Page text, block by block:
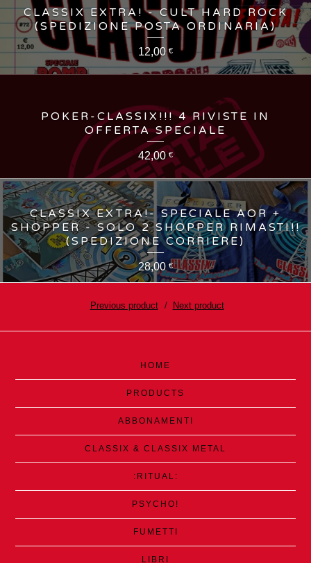
CLASSIX EXTRA! - CULT HARD ROCK
(SPEDIZIONE POSTA ORDINARIA)
12,00€
POKER-CLASSIX!!! 4 RIVISTE IN
OFFERTA SPECIALE
42,00€
CLASSIX EXTRA!- SPECIALE AOR +
SHOPPER - SOLO 2 SHOPPER RIMASTI!!
(SPEDIZIONE CORRIERE)
28,00 €
Previous product Next product
HOME
PRODUCTS
ABBONAMENTI
CLASSIX & CLASSIX METAL
:RITUAL:
PSYCHO!
FUMETTI
LIBRI